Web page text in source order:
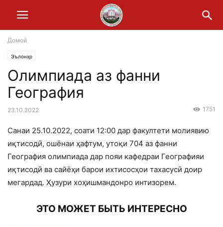
Домой
Эълонҳо
Олимпиада аз фанни
География
23.10.2022 1751
Санаи 25.10.2022, соати 12:00 дар факултети молиявию
иқтисодӣ, ошёнаи ҳафтум, утоқи 704 аз фанни
География олимпиада дар пояи кафедраи Географияи
иқтисодӣ ва сайёҳи барои ихтисосҳои тахасусӣ доир
мегардад. Ҳузури хоҳишмандонро интизорем.
ЭТО МОЖЕТ БЫТЬ ИНТЕРЕСНО